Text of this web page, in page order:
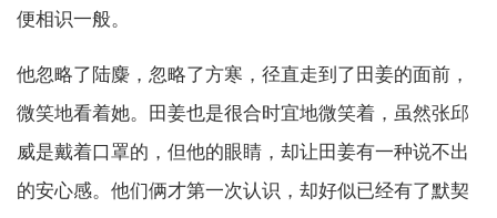
便相识一般。
他忽略了陆麋，忽略了方寒，径直走到了田姜的面前，
微笑地看着她。田姜也是很合时宜地微笑着，虽然张邱
威是戴着口罩的，但他的眼睛，却让田姜有一种说不出
的安心感。他们俩才第一次认识，却好似已经有了默契